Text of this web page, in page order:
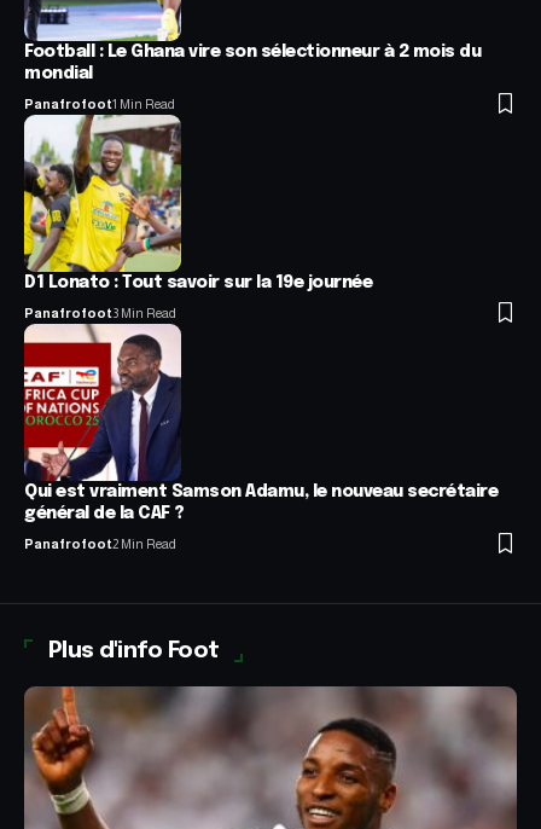
Football : Le Ghana vire son sélectionneur à 2 mois du
mondial
Panafrofoot1 Min Read
D1 Lonato : Tout savoir sur la 19e journée
Panafrofoot3 Min Read
Qui est vraiment Samson Adamu, le nouveau secrétaire
général de la CAF ?
Panafrofoot2 Min Read
Plus d'info Foot